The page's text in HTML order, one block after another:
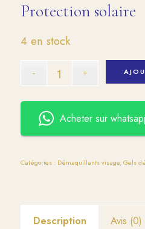
Protection solaire
4 en stock
Acheter sur
Catégories : Démaquillants visage,Gels
Description Avis (0)